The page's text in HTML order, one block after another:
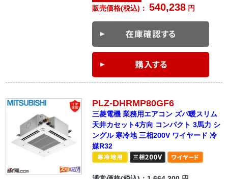
販売価格(税込)：540,238 円
PLZ-DHRMP80GF6
三菱電機 業務用エアコン ズバ暖スリム
天井カセット4方向 コンパクト 3馬力 シ
ングル 寒冷地 三相200V ワイヤード 冷
媒R32